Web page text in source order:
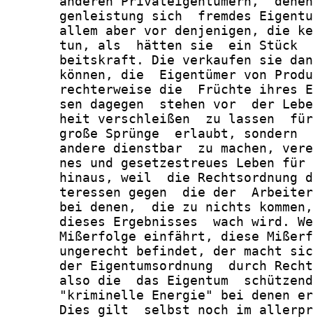
genleistung sich  fremdes
allem aber vor denjenigen, die
tun, als  hätten sie  ein Stück
beitskraft. Die verkaufen sie
können, die  Eigentümer von
rechterweise die  Früchte ihres
sen dagegen  stehen vor  der
heit verschleißen  zu lassen
große Sprünge  erlaubt, sondern
andere dienstbar  zu machen,
nes und gesetzestreues Leben
hinaus, weil  die Rechtsordnung
teressen gegen  die der
bei denen,  die zu nichts
dieses Ergebnisses  wach wird.
Mißerfolge einfährt, diese
ungerecht befindet, der macht
der Eigentumsordnung  durch
also die  das Eigentum
"kriminelle Energie" bei denen
Dies gilt  selbst noch im